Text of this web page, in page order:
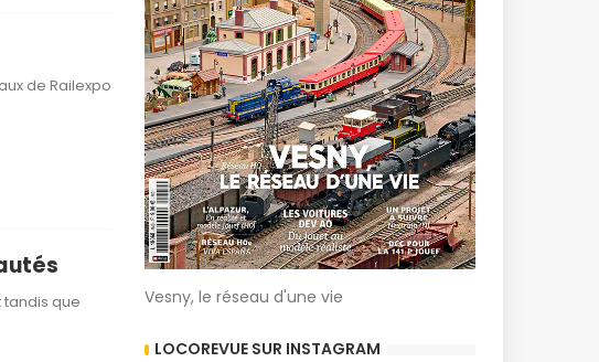
de Railexpo
tandis que
Vesny, le réseau d'une vie
LOCOREVUE SUR INSTAGRAM